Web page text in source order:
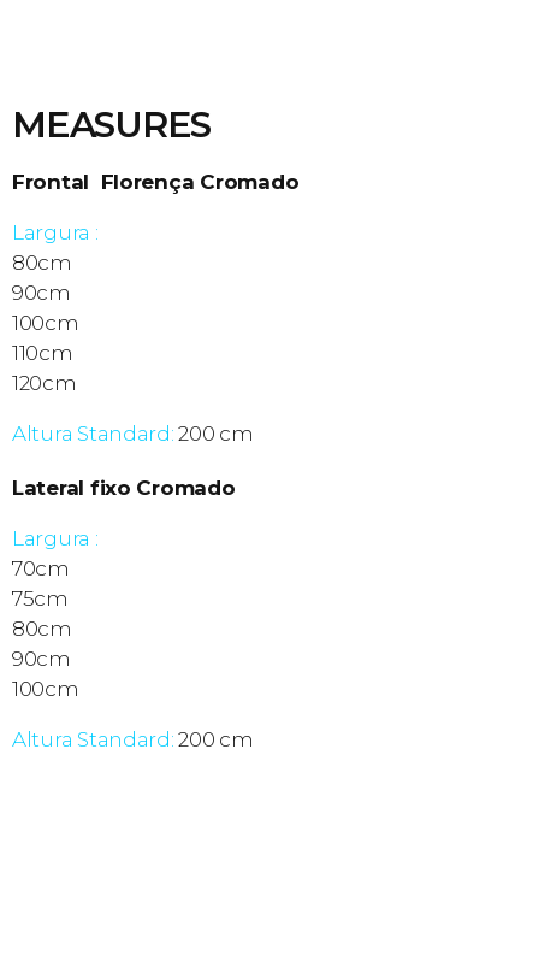
MEASURES
Frontal Florença Cromado
Largura :
80cm
90cm
100cm
110cm
120cm
Altura Standard: 200 cm
Lateral fixo Cromado
Largura :
70cm
75cm
80cm
90cm
100cm
Altura Standard: 200 cm